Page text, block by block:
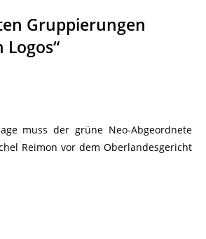
Gruppierungen
muss der grüne Neo-Abgeordnete
Reimon vor dem Oberlandesgericht